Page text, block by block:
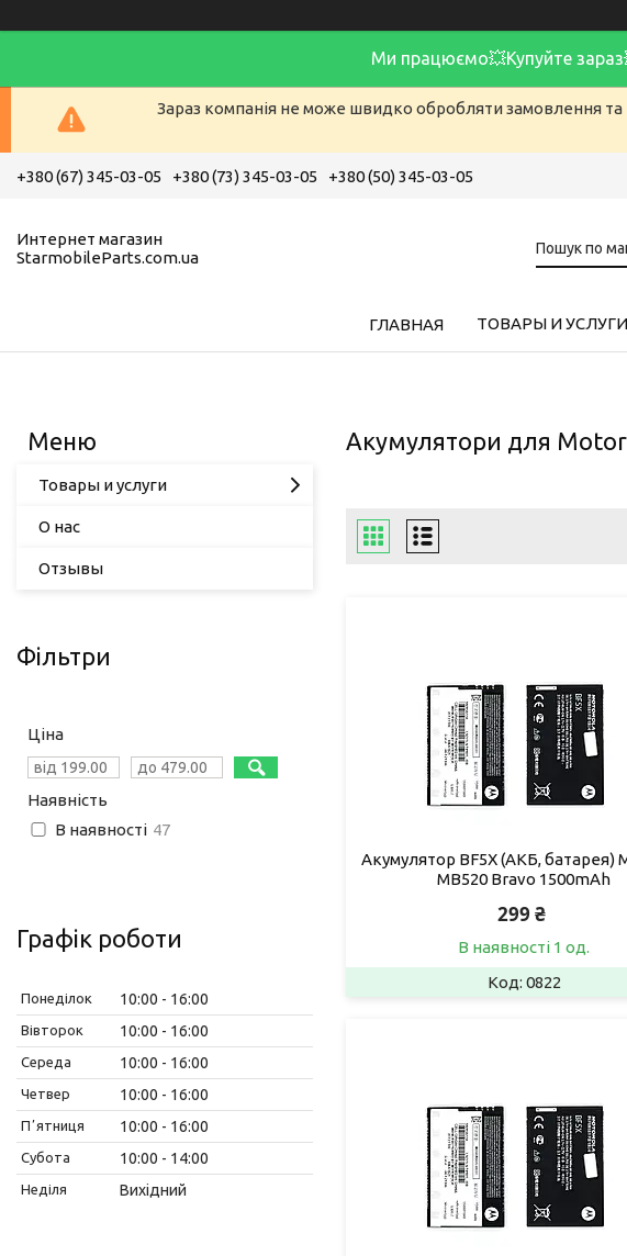
Ми працюємо💥Купуйте
Зараз компанія не може швидко обробляти замовлення та
+380 (67) 345-03-05 +380 (73) 345-03-05 +380 (50) 345-03-05
Интернет магазин
StarmobileParts.com.ua
ГЛАВНАЯ ТОВАРЫ И УСЛУГИ
Акумулятори для
Акумулятор BF5X (АКБ, батарея)
MB520 Bravo 1500mAh
299 ₴
В наявності 1 од.
0822
Товары и услуги
О нас
Отзывы
Фільтри
Ціна
Наявність
В наявності 47
Графік роботи
Понеділок 10:00 16:00
Вівторок 10:00 16:00
Середа 10:00 16:00
Четвер 10:00 16:00
Пʼятниця 10:00 16:00
Субота 10:00 14:00
Неділя Вихідний